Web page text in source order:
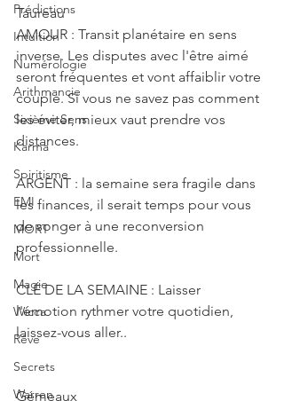
Prédictions
Intuition
Numérologie
Arithmancie
Sixième Sens
Karma
Spiritisme
EMI
MORT
Mort
Magie
Wicca
Rêve
Secrets
Warren
Taureau
AMOUR : Transit planétaire en sens
inverse. Les disputes avec l'être aimé
seront fréquentes et vont affaiblir votre
couple. Si vous ne savez pas comment
les éviter, mieux vaut prendre vos
distances.
ARGENT : la semaine sera fragile dans
les finances, il serait temps pour vous
de songer à une reconversion
professionnelle.
CLÉ DE LA SEMAINE : Laisser
l'émotion rythmer votre quotidien,
laissez-vous aller..
Gémeaux